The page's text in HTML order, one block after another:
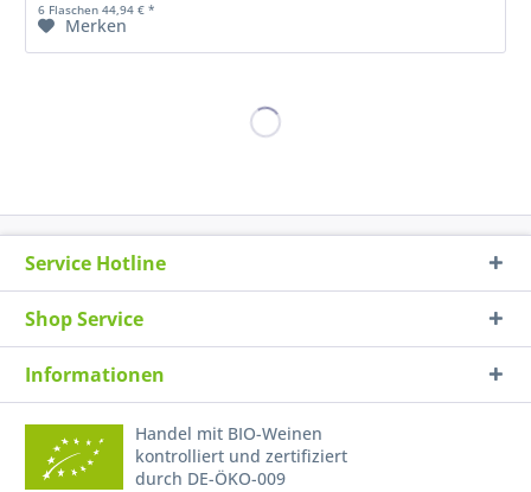
6 Flaschen 44,94 € *
Merken
Service Hotline
Shop Service
Informationen
Handel mit BIO-Weinen
kontrolliert und zertifiziert
durch DE-ÖKO-009